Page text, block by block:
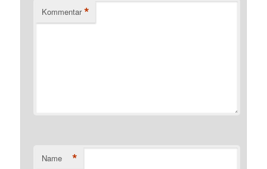
Kommentar *
Name *